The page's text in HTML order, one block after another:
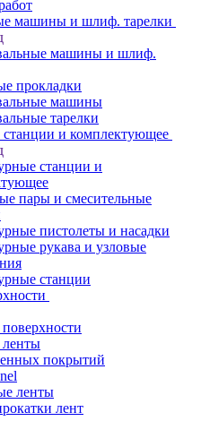
машины и шлиф. тарелки
машины и шлиф.
прокладки
машины
тарелки
и комплектующее
станции и
пары и смесительные
пистолеты и насадки
рукава и узловые
станции
покрытий
ленты
лент